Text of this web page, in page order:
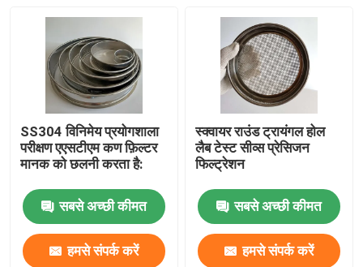
SS304 विनिमेय प्रयोगशाला
परीक्षण एएसटीएम कण फ़िल्टर
मानक को छलनी करता है:
सबसे अच्छी कीमत
हमसे संपर्क करें
स्क्वायर राउंड ट्रायंगल होल
लैब टेस्ट सीव्स प्रेसिजन
फिल्ट्रेशन
सबसे अच्छी कीमत
हमसे संपर्क करें